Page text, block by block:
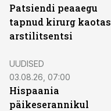
Patsiendi peaaegu
tapnud kirurg kaotas
arstilitsentsi
UUDISED
03.08.26, 07:00
Hispaania
päikeserannikul